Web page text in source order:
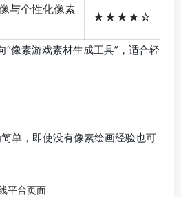
与个性化像素
★★★★☆
“像素游戏素材生成工具”，适合轻
单，即使没有像素绘画经验也可
平台页面